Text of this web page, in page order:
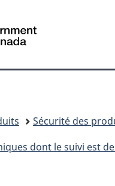
Canada
Sécurité des
dont le suivi est